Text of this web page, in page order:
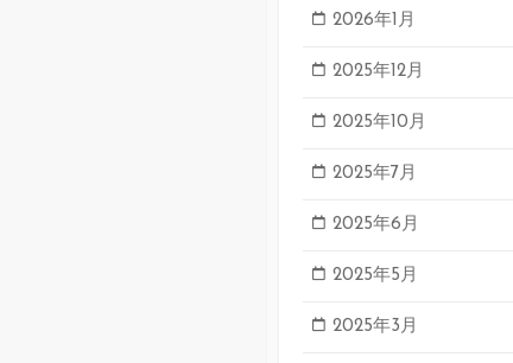
2026年1月
2025年12月
2025年10月
2025年7月
2025年6月
2025年5月
2025年3月